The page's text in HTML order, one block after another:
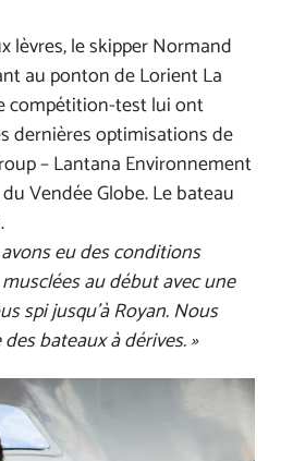
lèvres, le skipper Normand
au ponton de Lorient La
compétition-test lui ont
dernières optimisations de
– Lantana Environnement
Vendée Globe. Le bateau
eu des conditions
au début avec une
spi jusqu’à Royan. Nous
bateaux à dérives. »